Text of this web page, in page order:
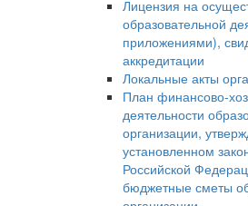
Лицензия на
образовательной
приложениями),
аккредитации
Локальные акты
План финансово-
деятельности
организации,
установленном
Российской
бюджетные сметы